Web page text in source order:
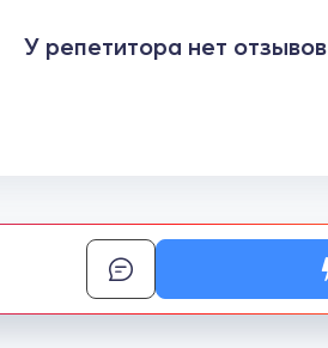
У репетитора нет отзывов